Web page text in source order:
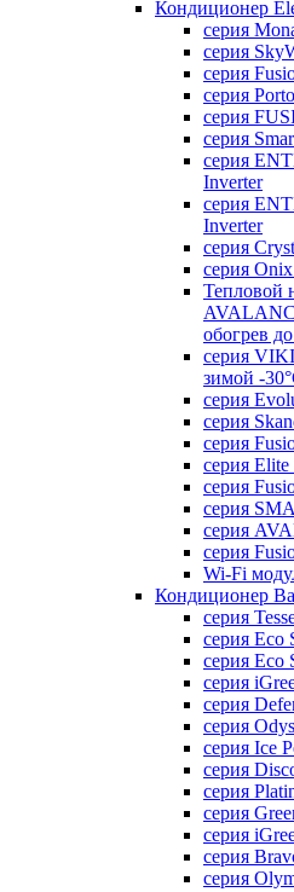
Кондиционер
серия
серия
серия
серия
серия
серия
серия
Inverter
серия
Inverter
серия
серия
Тепловой
обогрев
серия
зимой -
серия
серия
серия
серия
серия
серия
серия
серия
Wi-Fi
Кондиционер
серия
серия Eco
серия Eco
серия
серия
серия
серия Ice
cерия
серия
серия
серия
серия
серия